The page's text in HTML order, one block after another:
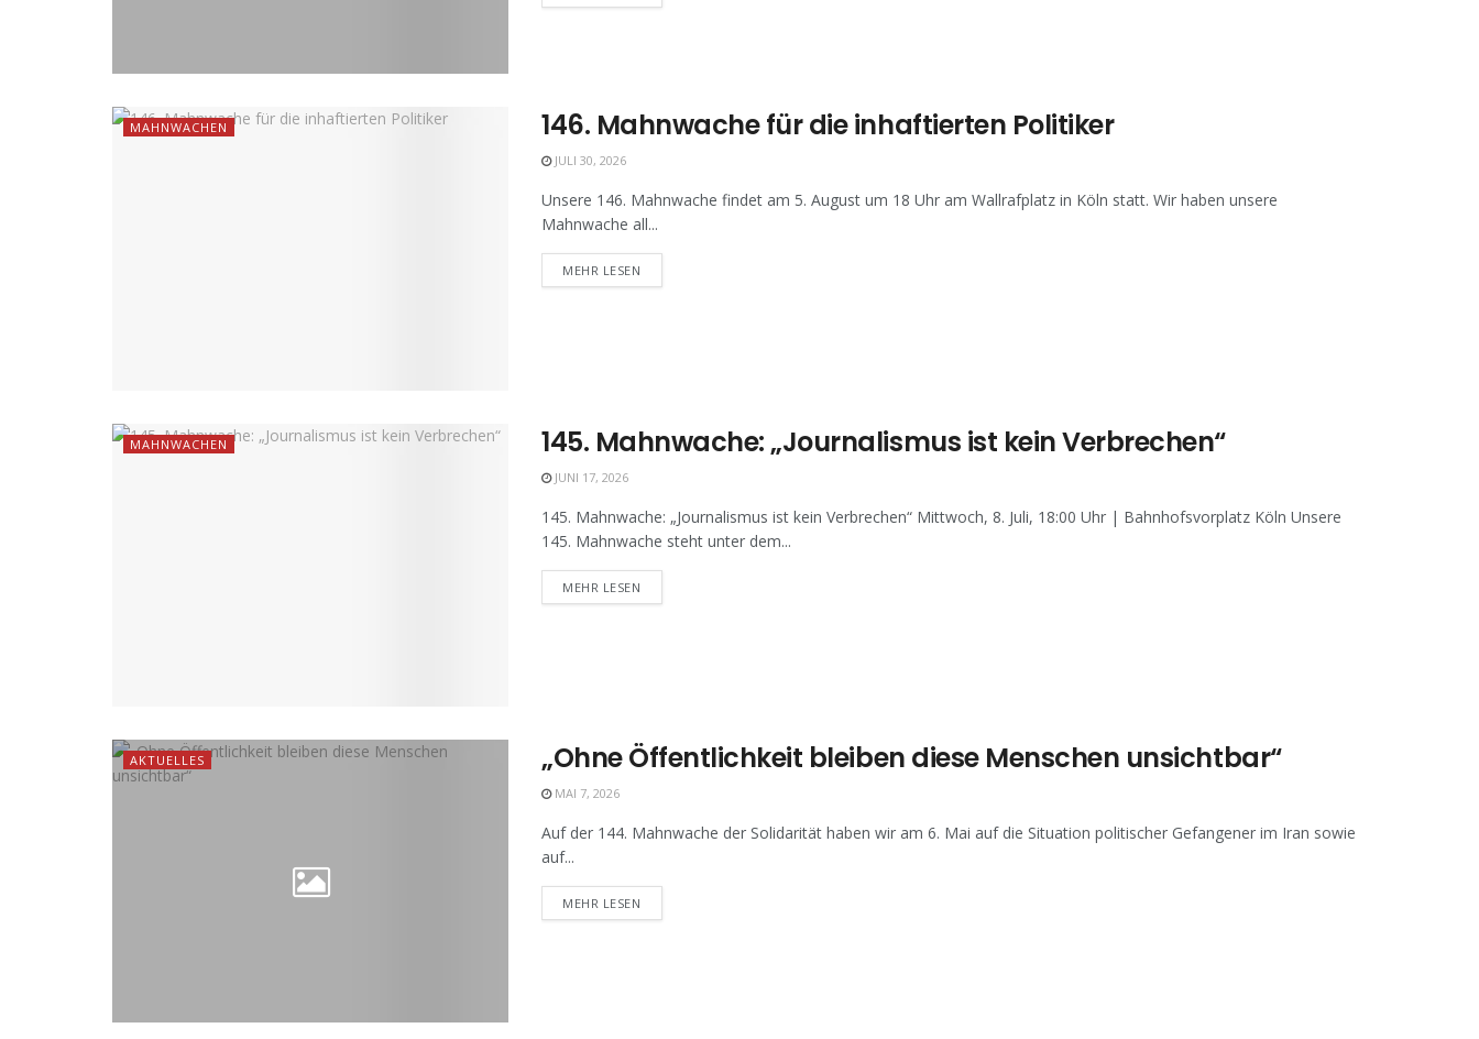
MAHNWACHEN 146. Mahnwache für die inhaftierten Politiker
JULI 30, 2026
Unsere 146. Mahnwache findet am 5. August um 18 Uhr am Wallrafplatz in Köln statt. Wir haben unsere
Mahnwache all...
MEHR LESEN
MAHNWACHEN 145. Mahnwache: „Journalismus ist kein Verbrechen“
JUNI 17, 2026
145. Mahnwache: „Journalismus ist kein Verbrechen“ Mittwoch, 8. Juli, 18:00 Uhr | Bahnhofsvorplatz Köln Unsere
145. Mahnwache steht unter dem...
MEHR LESEN
AKTUELLES „Ohne Öffentlichkeit bleiben diese Menschen unsichtbar“
MAI 7, 2026
Auf der 144. Mahnwache der Solidarität haben wir am 6. Mai auf die Situation politischer Gefangener im Iran sowie
auf...
MEHR LESEN